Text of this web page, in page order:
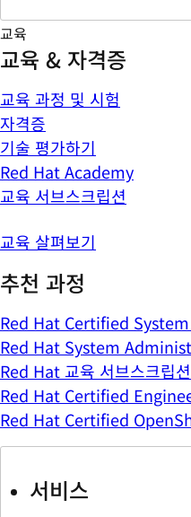
교육
교육 & 자격증
교육 과정 및 시험
자격증
기술 평가하기
Red Hat Academy
교육 서브스크립션
교육 살펴보기
추천 과정
Red Hat Certified
Red Hat System
Red Hat 교육 서브스크립
Red Hat Certified
Red Hat Certified
서비스